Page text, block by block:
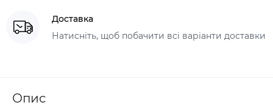
Доставка
Натисніть, щоб побачити всі варіанти доставки
Опис